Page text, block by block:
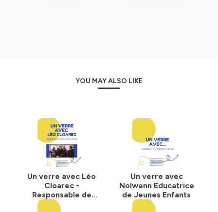
YOU MAY ALSO LIKE
Un verre avec Léo
Cloarec -
Responsable de
l'Espace Marcel
Un verre avec
Nolwenn Educatrice
de Jeunes Enfants